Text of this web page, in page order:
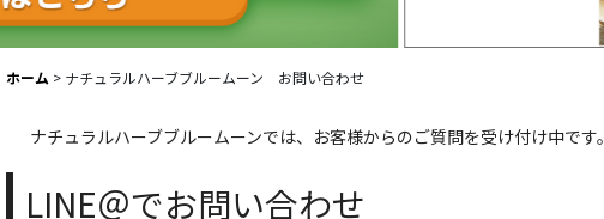
ホーム > ナチュラルハーブブルームーン お問い合わせ
ナチュラルハーブブルームーンでは、お客様からのご質問を受け付け中です。
LINE＠でお問い合わせ